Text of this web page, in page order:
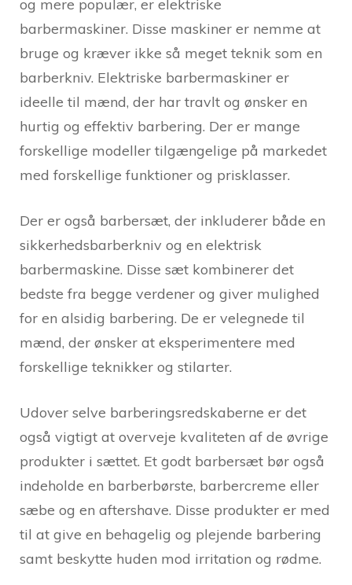
og mere populær, er elektriske
barbermaskiner. Disse maskiner er nemme at
bruge og kræver ikke så meget teknik som en
barberkniv. Elektriske barbermaskiner er
ideelle til mænd, der har travlt og ønsker en
hurtig og effektiv barbering. Der er mange
forskellige modeller tilgængelige på markedet
med forskellige funktioner og prisklasser.
Der er også barbersæt, der inkluderer både en
sikkerhedsbarberkniv og en elektrisk
barbermaskine. Disse sæt kombinerer det
bedste fra begge verdener og giver mulighed
for en alsidig barbering. De er velegnede til
mænd, der ønsker at eksperimentere med
forskellige teknikker og stilarter.
Udover selve barberingsredskaberne er det
også vigtigt at overveje kvaliteten af de øvrige
produkter i sættet. Et godt barbersæt bør også
indeholde en barberbørste, barbercreme eller
sæbe og en aftershave. Disse produkter er med
til at give en behagelig og plejende barbering
samt beskytte huden mod irritation og rødme.